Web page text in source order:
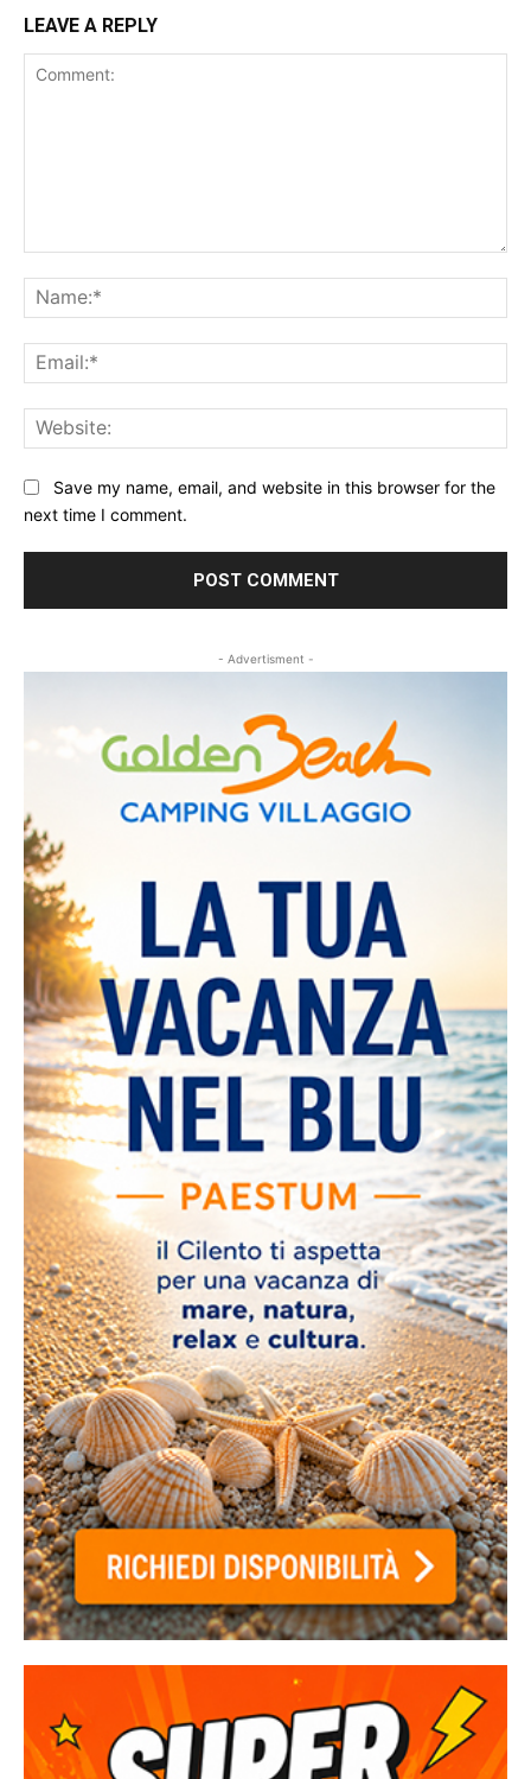
LEAVE A REPLY
Save my name, email, and website in this browser for the
next time I comment.
- Advertisment -